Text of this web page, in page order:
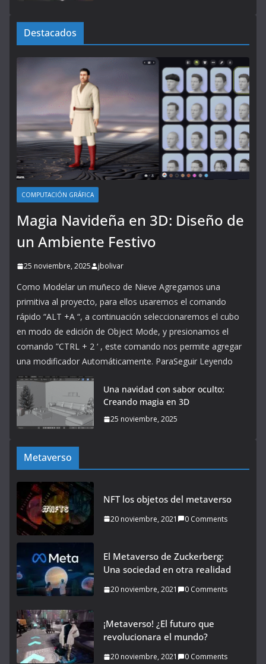
Destacados
COMPUTACIÓN GRÁFICA
Magia Navideña en 3D: Diseño de
un Ambiente Festivo
25 noviembre, 2025 jbolivar
Como Modelar un muñeco de Nieve Agregamos una
primitiva al proyecto, para ellos usaremos el comando
rápido “ALT +A “, a continuación seleccionaremos el cubo
en modo de edición de Object Mode, y presionamos el
comando ”CTRL + 2 ‘ , este comando nos permite agregar
una modificador Automáticamente. ParaSeguir Leyendo
Una navidad con sabor oculto:
Creando magia en 3D
25 noviembre, 2025
Metaverso
NFT los objetos del metaverso
20 noviembre, 2021 0 Comments
El Metaverso de Zuckerberg:
Una sociedad en otra realidad
20 noviembre, 2021 0 Comments
¡Metaverso! ¿El futuro que
revolucionara el mundo?
20 noviembre, 2021 0 Comments